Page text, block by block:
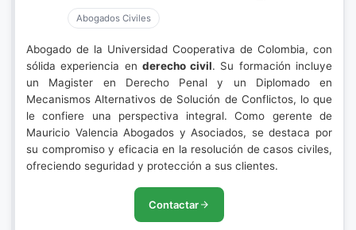
Abogados Civiles
Abogado de la Universidad Cooperativa de Colombia, con
sólida experiencia en derecho civil. Su formación incluye
un Magister en Derecho Penal y un Diplomado en
Mecanismos Alternativos de Solución de Conflictos, lo que
le confiere una perspectiva integral. Como gerente de
Mauricio Valencia Abogados y Asociados, se destaca por
su compromiso y eficacia en la resolución de casos civiles,
ofreciendo seguridad y protección a sus clientes.
Contactar